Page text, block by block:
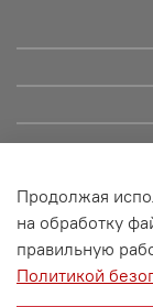
© ООО "РУСТОРГ",
и носит
сайта являются
дизайн).
Продолжая
на обработку
правильную
Политикой